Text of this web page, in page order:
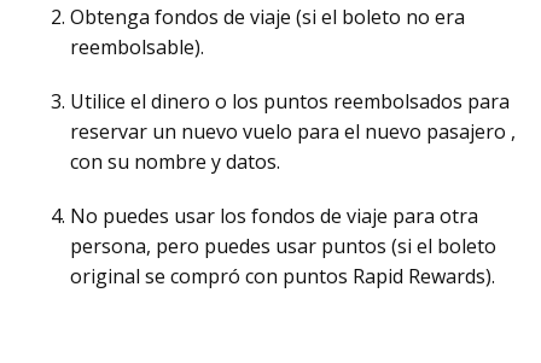
Obtenga fondos de viaje (si el boleto no era
reembolsable).
Utilice el dinero o los puntos reembolsados para
reservar un nuevo vuelo para el nuevo pasajero ,
con su nombre y datos.
No puedes usar los fondos de viaje para otra
persona, pero puedes usar puntos (si el boleto
original se compró con puntos Rapid Rewards).